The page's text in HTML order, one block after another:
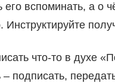
его вспоминать, а о
Инструктируйте
что-то в духе
подписать,